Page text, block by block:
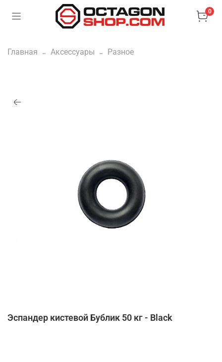
0
Главная Аксессуары Разное
Эспандер кистевой Бублик 50 кг - Black